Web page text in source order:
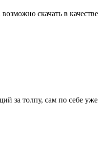
скачать в качестве
за толпу, сам по себе уже